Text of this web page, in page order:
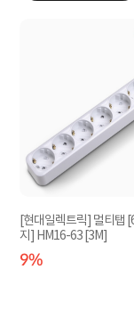
[현대일렉트릭] 멀티탭
지] HM16-63 [3M]
9%